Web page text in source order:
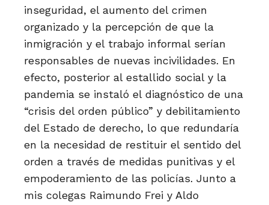
inseguridad, el aumento del crimen
organizado y la percepción de que la
inmigración y el trabajo informal serían
responsables de nuevas incivilidades. En
efecto, posterior al estallido social y la
pandemia se instaló el diagnóstico de una
“crisis del orden público” y debilitamiento
del Estado de derecho, lo que redundaría
en la necesidad de restituir el sentido del
orden a través de medidas punitivas y el
empoderamiento de las policías. Junto a
mis colegas Raimundo Frei y Aldo